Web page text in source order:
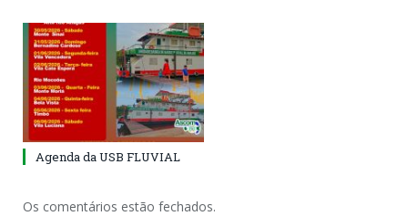
Agenda da USB FLUVIAL
Os comentários estão fechados.